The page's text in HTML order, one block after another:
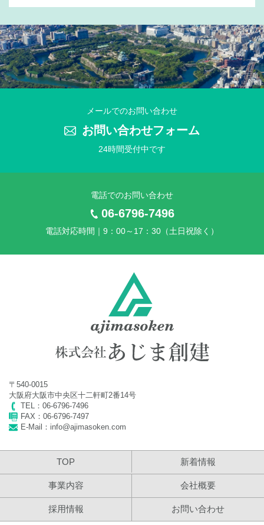
2025年 年末年始休業のお知らせ
2025年7月31日
2025年 夏季休業のお知らせ
2025年 ゴールデンウイーク休業のお知らせ
2024年 年末年始休業のお知らせ
2024年 夏季休業のお知らせ
2024年 ゴールデンウイーク休業のお知らせ
2024年 社員旅行に伴う臨時休業のお知らせ
2023年 年末年始休業のお知らせ
2023年7月12日
2023年 夏季休業のお知らせ
2023年4月24日
2023年 ゴールデンウイーク休業のお知らせ
2022年 年末年始休業のお知らせ
メールでのお問い合わせ
お問い合わせフォーム
24時間受付中です
電話でのお問い合わせ
06-6796-7496
電話対応時間｜9：00～17：30（土日祝除く）
〒540-0015
大阪府大阪市中央区十二軒町2番14号
TEL：06-6796-7496
FAX：06-6796-7497
E-Mail：info@ajimasoken.com
TOP 新着情報
事業内容 会社概要
採用情報 お問い合わせ